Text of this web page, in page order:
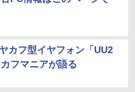
カフ型イヤフォン「UU2
フマニアが語る